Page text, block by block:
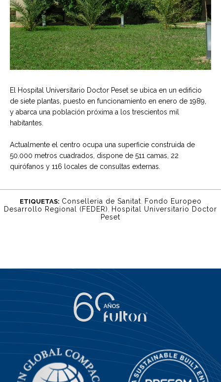
El Hospital Universitario Doctor Peset se ubica en un edificio
de siete plantas, puesto en funcionamiento en enero de 1989,
y abarca una población próxima a los trescientos mil
habitantes.
Actualmente el centro ocupa una superficie construida de
50.000 metros cuadrados, dispone de 511 camas, 22
quirófanos y 116 locales de consultas externas.
ETIQUETAS: Conselleria de Sanitat, Fondo Europeo
Desarrollo Regional (FEDER), Hospital Universitario Doctor
Peset